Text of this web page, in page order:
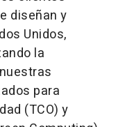
diseñan y
Unidos,
la
para
(TCO) y